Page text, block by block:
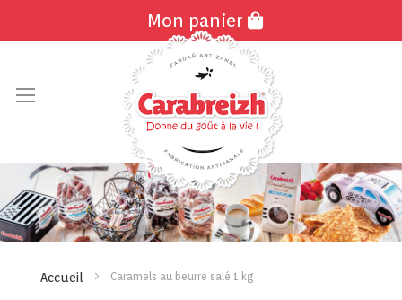
Mon panier
au
Accueil Caramels au beurre salé 1 kg